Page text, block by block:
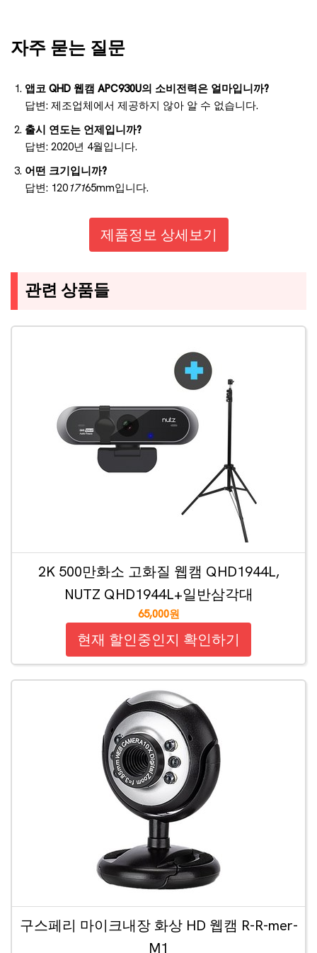
자주 묻는 질문
앱코 QHD 웹캠 APC930U의 소비전력은 얼마입니까?
답변: 제조업체에서 제공하지 않아 알 수 없습니다.
출시 연도는 언제입니까?
답변: 2020년 4월입니다.
어떤 크기입니까?
답변: 12017165mm입니다.
제품정보 상세보기
관련 상품들
2K 500만화소 고화질 웹캠 QHD1944L,
NUTZ QHD1944L+일반삼각대
65,000원
현재 할인중인지 확인하기
구스페리 마이크내장 화상 HD 웹캠 R-R-mer-
M1